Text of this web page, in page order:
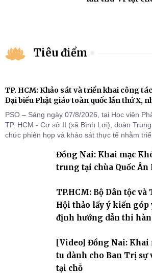
Tiêu điểm
TP. HCM: Khảo sát và triển khai công
Đại biểu Phật giáo toàn quốc lần thứ X,
PSO – Sáng ngày 07/8/2026, tại Học viện
TP. HCM - Cơ sở II (xã Bình Lợi), đoàn
chức phiên họp và khảo sát thực tế nhằm
Đồng Nai: Khai mạc
trung tại chùa Quốc Ân
TP.HCM: Bộ Dân tộc
Hội thảo lấy ý kiến góp
định hướng dẫn thi
[Video] Đồng Nai: Khai
tu dành cho Ban Trị sự
tại chỗ